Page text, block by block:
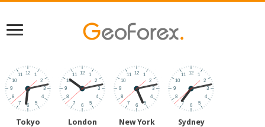
Tokyo London New York Sydney